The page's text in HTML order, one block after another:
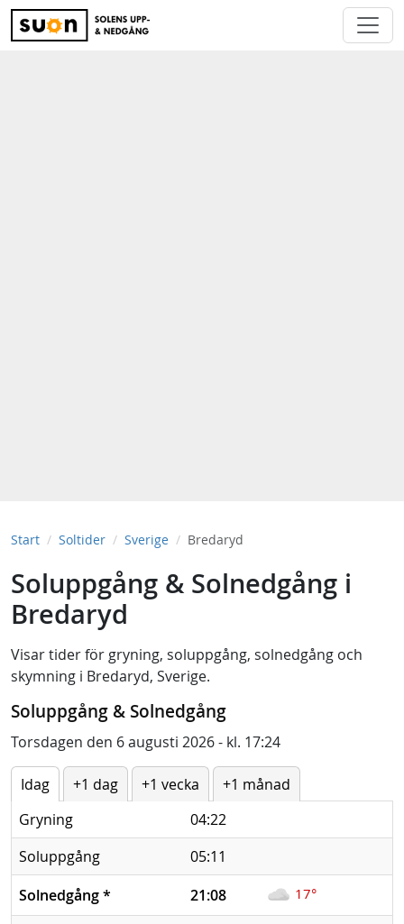
Start Soltider Sverige Bredaryd
Soluppgång & Solnedgång i
Bredaryd
Visar tider för gryning, soluppgång, solnedgång och
skymning i Bredaryd, Sverige.
Soluppgång & Solnedgång
Torsdagen den 6 augusti 2026 - kl. 17:24
Idag +1 dag +1 vecka
+1 månad
Gryning
04:22
Soluppgång
05:11
Solnedgång* 21:08 17°